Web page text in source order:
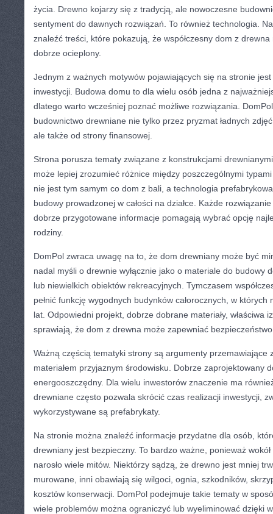
życia. Drewno kojarzy się z tradycją, ale nowoczesne
sentyment do dawnych rozwiązań. To również technologia.
znaleźć treści, które pokazują, że współczesny dom z
dobrze ocieplony.
Jednym z ważnych motywów pojawiających się na stronie
inwestycji. Budowa domu to dla wielu osób jedna z
dlatego warto wcześniej poznać możliwe rozwiązania.
budownictwo drewniane nie tylko przez pryzmat ładnych
ale także od strony finansowej.
Strona porusza tematy związane z konstrukcjami
może lepiej zrozumieć różnice między poszczególnymi
nie jest tym samym co dom z bali, a technologia
budowy prowadzonej w całości na działce. Każde
dobrze przygotowane informacje pomagają wybrać opcję
rodziny.
DomPol zwraca uwagę na to, że dom drewniany może być
nadal myśli o drewnie wyłącznie jako o materiale do budowy
lub niewielkich obiektów rekreacyjnych. Tymczasem
pełnić funkcję wygodnych budynków całorocznych, w
lat. Odpowiedni projekt, dobrze dobrane materiały, właściwa
sprawiają, że dom z drewna może zapewniać
Ważną częścią tematyki strony są argumenty przemawiające
materiałem przyjaznym środowisku. Dobrze zaprojektowany
energooszczędny. Dla wielu inwestorów znaczenie ma
drewniane często pozwala skrócić czas realizacji inwestycji,
wykorzystywane są prefabrykaty.
Na stronie można znaleźć informacje przydatne dla osób,
drewniany jest bezpieczny. To bardzo ważne, ponieważ
narosło wiele mitów. Niektórzy sądzą, że drewno jest mniej
murowane, inni obawiają się wilgoci, ognia, szkodników,
kosztów konserwacji. DomPol podejmuje takie tematy w
wiele problemów można ograniczyć lub wyeliminować dzięki